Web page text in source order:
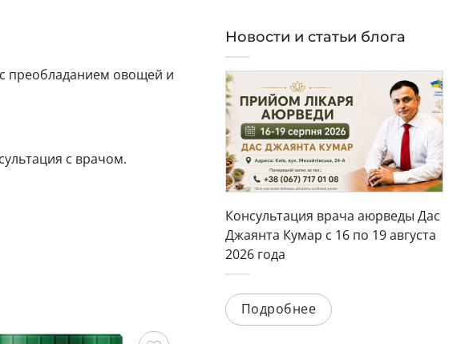
Новости и статьи блога
Консультация врача аюрведы Дас
Джаянта Кумар с 16 по 19 августа
2026 года
Подробнее
преобладанием овощей и
с врачом.